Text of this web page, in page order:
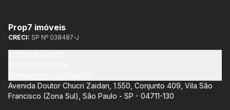
Lemann Imóveis, destaca-se o Isla by Cyrela, localizado em
Santo Amaro, que oferece apartamentos de 113 m² e 136 m²,
com opções de 3 ou 4 quartos e até 3 suítes. Esses imóveis
estão situados próximos ao Metrô e à Marginal Pinheiros,
Prop7 imóveis
CRECI: SP Nº 038487-J
Avenida Doutor Chucri Zaidan, 1.550, Conjunto 409, Vila São
Francisco (Zona Sul), São Paulo - SP - 04711-130